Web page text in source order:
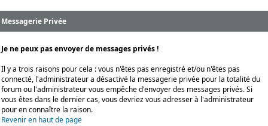
Messagerie Privée
Je ne peux pas envoyer de messages privés !
Il y a trois raisons pour cela : vous n'êtes pas enregistré et/ou n'êtes pas
connecté, l'administrateur a désactivé la messagerie privée pour la totalité du
forum ou l'administrateur vous empêche d'envoyer des messages privés. Si
vous êtes dans le dernier cas, vous devriez vous adresser à l'administrateur
pour en connaître la raison.
Revenir en haut de page